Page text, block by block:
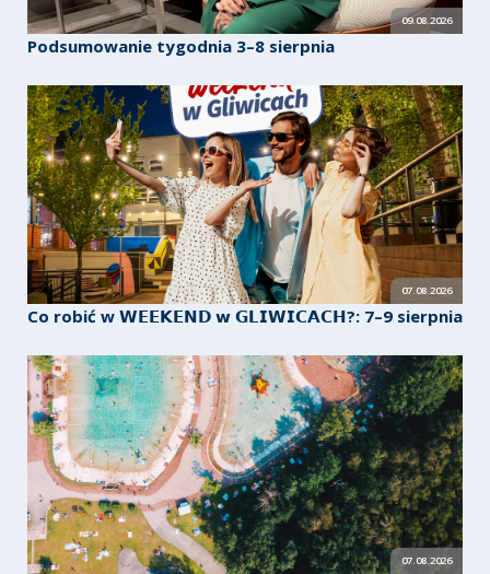
09.08.2026
Podsumowanie tygodnia 3–8 sierpnia
07.08.2026
Co robić w 𝗪𝗘𝗘𝗞𝗘𝗡𝗗 𝘄 𝗚𝗟𝗜𝗪𝗜𝗖𝗔𝗖𝗛?: 7–9 sierpnia
07.08.2026